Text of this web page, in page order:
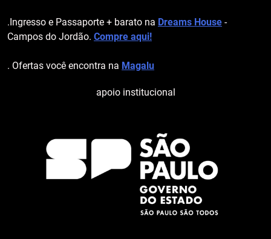
.Ingresso e Passaporte + barato na Dreams House -
Campos do Jordão. Compre aqui!
. Ofertas você encontra na Magalu
apoio institucional